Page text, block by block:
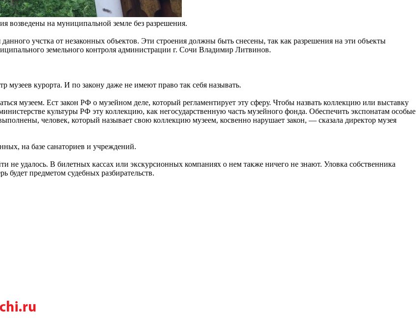
возведены на муниципальной земле без разрешения.
учстка от незаконных объектов. Эти строения должны быть снесены, так как разрешения на эти объекты
земельного контроля администрации г. Сочи Владимир Литвинов.
музеев курорта. И по закону даже не имеют право так себя называть.
музеем. Ест закон РФ о музейном деле, который регламентирует эту сферу. Чтобы назвать коллекцию или выставку
культуры РФ эту коллекцию, как негосударственную часть музейного фонда. Обеспечить экспонатам особые
человек, который называет свою коллекцию музеем, косвенно нарушает закон, — сказала директор музея
на базе санаториев и учреждений.
не удалось. В билетных кассах или экскурсионных компаниях о нем также ничего не знают. Уловка собственника
будет предметом судебных разбирательств.